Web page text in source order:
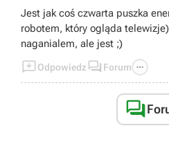
Jest jak coś czwarta puszka
robotem, który ogląda
naganialem, ale jest ;)
Odpowiedz  Forum 
